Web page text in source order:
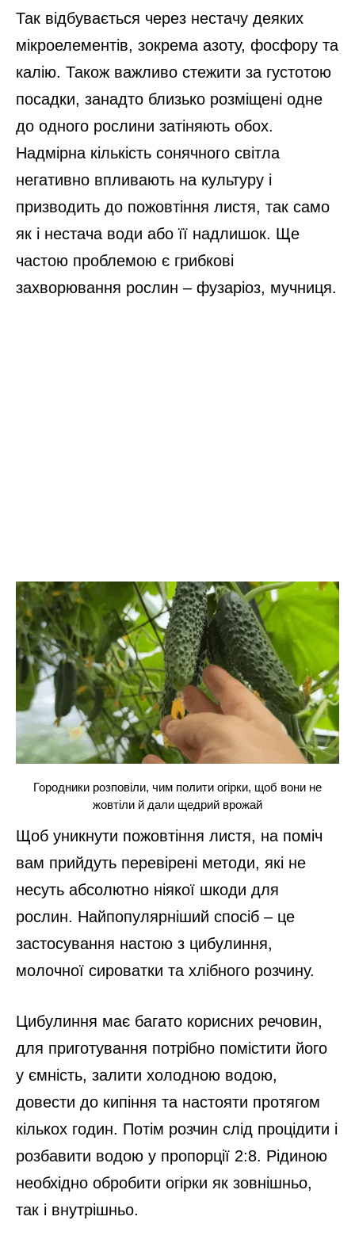
Так відбувається через нестачу деяких
мікроелементів, зокрема азоту, фосфору та
калію. Також важливо стежити за густотою
посадки, занадто близько розміщені одне
до одного рослини затіняють обох.
Надмірна кількість сонячного світла
негативно впливають на культуру і
призводить до пожовтіння листя, так само
як і нестача води або її надлишок. Ще
частою проблемою є грибкові
захворювання рослин – фузаріоз, мучниця.
Городники розповіли, чим полити огірки, щоб вони не
жовтіли й дали щедрий врожай
Щоб уникнути пожовтіння листя, на поміч
вам прийдуть перевірені методи, які не
несуть абсолютно ніякої шкоди для
рослин. Найпопулярніший спосіб – це
застосування настою з цибулиння,
молочної сироватки та хлібного розчину.
Цибулиння має багато корисних речовин,
для приготування потрібно помістити його
у ємність, залити холодною водою,
довести до кипіння та настояти протягом
кількох годин. Потім розчин слід процідити і
розбавити водою у пропорції 2:8. Рідиною
необхідно обробити огірки як зовнішньо,
так і внутрішньо.